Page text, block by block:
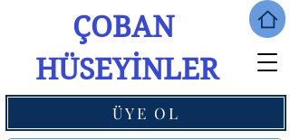
ÇOBAN
HÜSEYİNLER
ÜYE OL